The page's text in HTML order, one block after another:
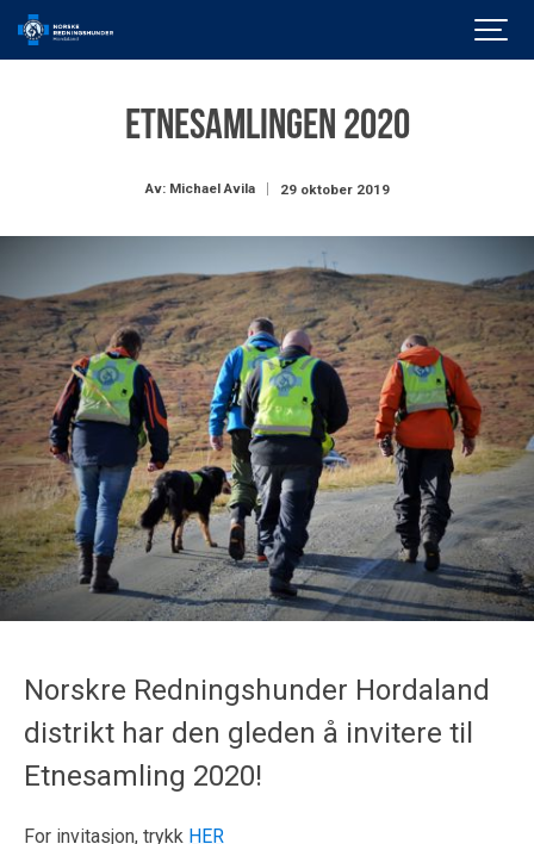
Etnesamlingen 2020
Av: Michael Avila 29 oktober 2019
Norskre Redningshunder Hordaland
distrikt har den gleden å invitere til
Etnesamling 2020!
For invitasjon, trykk HER